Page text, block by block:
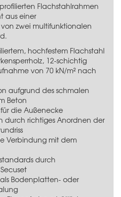
Flachstahlrahmen
aus einer
zwei multifunktionalen
hochfestem Flachstahl
12-schichtig
von 70 kN/m² nach
aufgrund des schmalen
Beton
die Außenecke
durch richtiges Anordnen der
Verbindung mit dem
durch
Bodenplatten- oder